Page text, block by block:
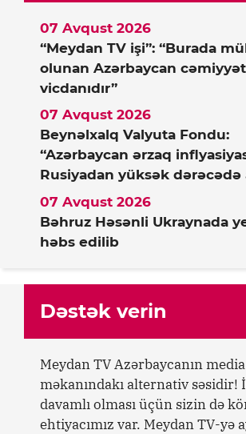
“Meydan TV işi”: “Burada
olunan Azərbaycan
vicdanıdır”
07 Avqust 2026
Beynəlxalq Valyuta Fondu:
“Azərbaycan ərzaq
Rusiyadan yüksək dərəcədə
07 Avqust 2026
Bəhruz Həsənli Ukraynada
həbs edilib
07 Avqust 2026
Dəstək verin
Meydan TV Azərbaycanın media
məkanındakı alternativ səsidir!
davamlı olması üçün sizin də
ehtiyacımız var. Meydan TV-yə